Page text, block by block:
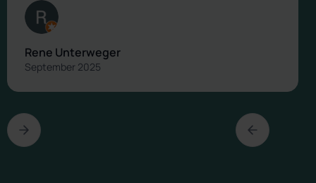
Rene Unterweger
September 2025